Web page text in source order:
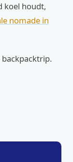
koel houdt,
nomade in
backpacktrip.